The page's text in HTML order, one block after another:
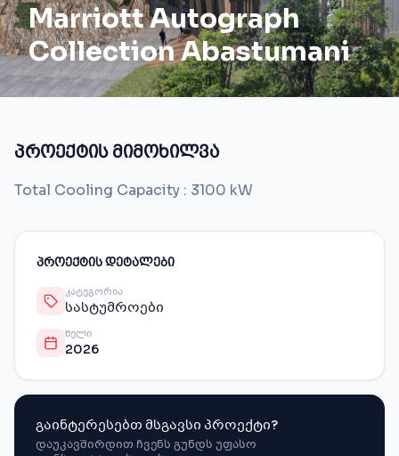
Marriott Autograph
Collection Abastumani
პროექტის მიმოხილვა
Total Cooling Capacity : 3100 kW
ᲞᲠᲝᲔᲥᲢᲘᲡ ᲓᲔᲢᲐᲚᲔᲑᲘ
ᲙᲐᲢᲔᲒᲝᲠᲘᲐ
სასტუმროები
ᲬᲔᲚᲘ
2026
გაინტერესებთ მსგავსი პროექტი?
დაუკავშირდით ჩვენს გუნდს უფასო